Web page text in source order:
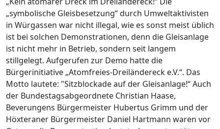
„symbolische Gleisbesetzung“ durch Umweltaktivisten
in Würgassen war nicht illegal, wie es sonst meist üblich
ist bei solchen Demonstrationen, denn die Gleisanlage
ist nicht mehr in Betrieb, sondern seit langem
stillgelegt. Aufgerufen zur Demo hatte die
Bürgerinitiative „Atomfreies-Dreiländereck e.V.“. Das
Motto lautete: "Sitzblockade auf der Gleisanlage!“ Auch
der Bundestagsabgeordnete Christian Haase,
Beverungens Bürgermeister Hubertus Grimm und der
Höxteraner Bürgermeister Daniel Hartmann waren vor